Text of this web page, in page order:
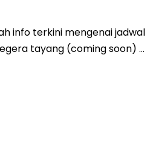
info terkini mengenai jadwal
tayang (coming soon) …